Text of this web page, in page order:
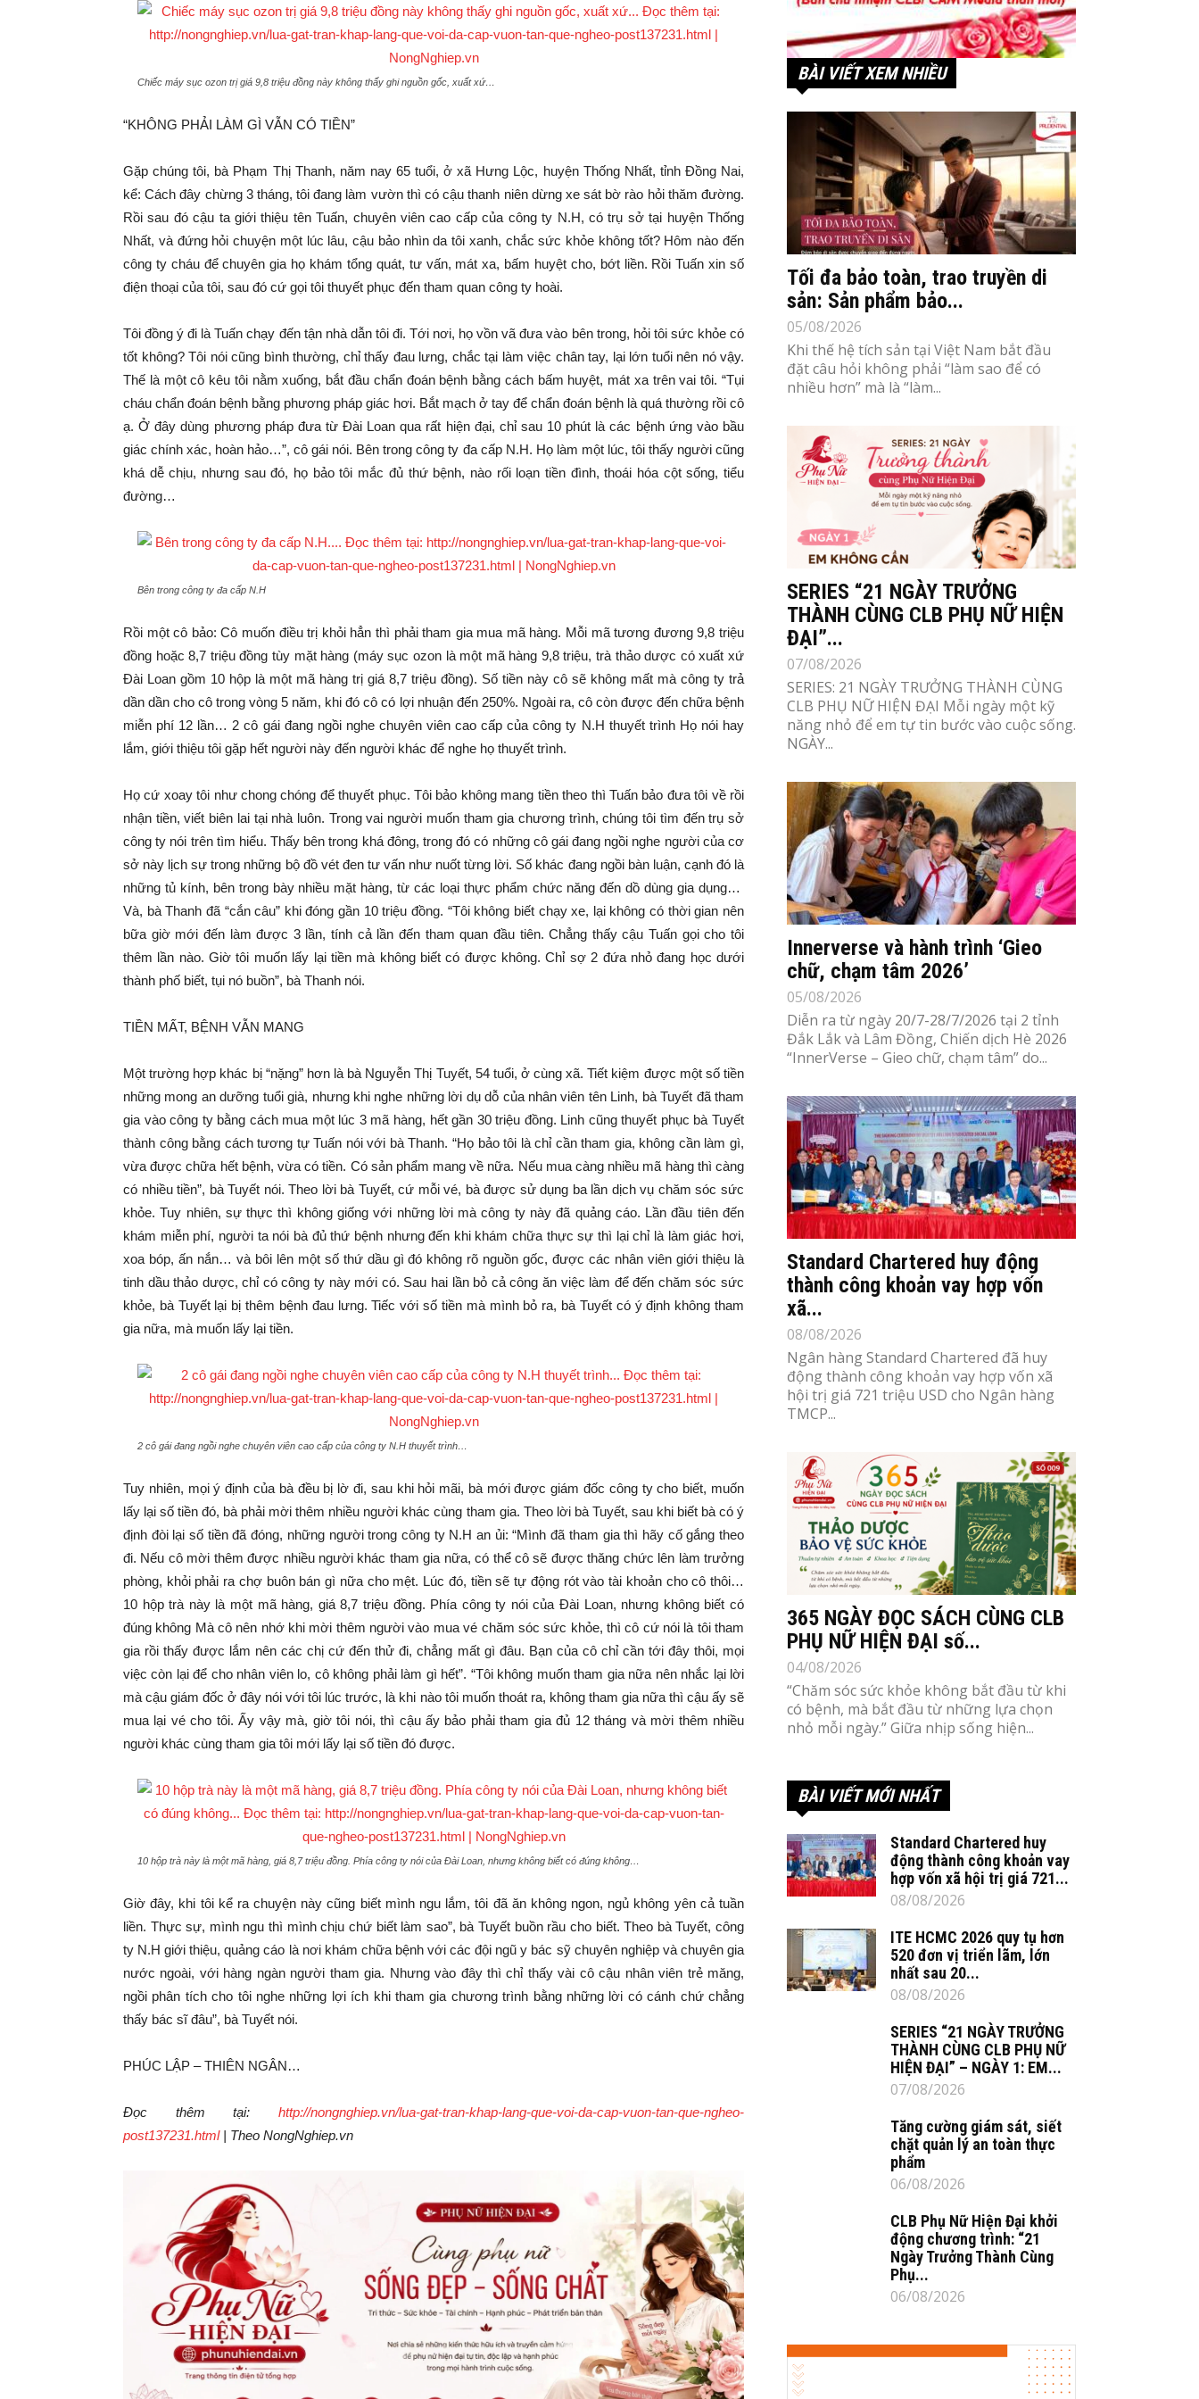
Chiếc máy sục ozon trị giá 9,8 triệu đồng này không thấy ghi nguồn gốc, xuất xứ…
“KHÔNG PHẢI LÀM GÌ VẪN CÓ TIỀN”
Gặp chúng tôi, bà Phạm Thị Thanh, năm nay 65 tuổi, ở xã Hưng Lộc, huyện Thống Nhất, tỉnh Đồng Nai,
kể: Cách đây chừng 3 tháng, tôi đang làm vườn thì có cậu thanh niên dừng xe sát bờ rào hỏi thăm đường.
Rồi sau đó cậu ta giới thiệu tên Tuấn, chuyên viên cao cấp của công ty N.H, có trụ sở tại huyện Thống
Nhất, và đứng hỏi chuyện một lúc lâu, cậu bảo nhìn da tôi xanh, chắc sức khỏe không tốt? Hôm nào đến
công ty cháu để chuyên gia họ khám tổng quát, tư vấn, mát xa, bấm huyệt cho, bớt liền. Rồi Tuấn xin số
điện thoại của tôi, sau đó cứ gọi tôi thuyết phục đến tham quan công ty hoài.
Tôi đồng ý đi là Tuấn chạy đến tận nhà dẫn tôi đi. Tới nơi, họ vồn vã đưa vào bên trong, hỏi tôi sức khỏe có
tốt không? Tôi nói cũng bình thường, chỉ thấy đau lưng, chắc tại làm việc chân tay, lại lớn tuổi nên nó vậy.
Thế là một cô kêu tôi nằm xuống, bắt đầu chẩn đoán bệnh bằng cách bấm huyệt, mát xa trên vai tôi. “Tụi
cháu chẩn đoán bệnh bằng phương pháp giác hơi. Bắt mạch ở tay để chẩn đoán bệnh là quá thường rồi cô
ạ. Ở đây dùng phương pháp đưa từ Đài Loan qua rất hiện đại, chỉ sau 10 phút là các bệnh ứng vào bầu
giác chính xác, hoàn hảo…”, cô gái nói. Bên trong công ty đa cấp N.H. Họ làm một lúc, tôi thấy người cũng
khá dễ chịu, nhưng sau đó, họ bảo tôi mắc đủ thứ bệnh, nào rối loạn tiền đình, thoái hóa cột sống, tiểu
đường…
Bên trong công ty đa cấp N.H
Rồi một cô bảo: Cô muốn điều trị khỏi hẳn thì phải tham gia mua mã hàng. Mỗi mã tương đương 9,8 triệu
đồng hoặc 8,7 triệu đồng tùy mặt hàng (máy sục ozon là một mã hàng 9,8 triệu, trà thảo dược có xuất xứ
Đài Loan gồm 10 hộp là một mã hàng trị giá 8,7 triệu đồng). Số tiền này cô sẽ không mất mà công ty trả
dần dần cho cô trong vòng 5 năm, khi đó cô có lợi nhuận đến 250%. Ngoài ra, cô còn được đến chữa bệnh
miễn phí 12 lần… 2 cô gái đang ngồi nghe chuyên viên cao cấp của công ty N.H thuyết trình Họ nói hay
lắm, giới thiệu tôi gặp hết người này đến người khác để nghe họ thuyết trình.
Họ cứ xoay tôi như chong chóng để thuyết phục. Tôi bảo không mang tiền theo thì Tuấn bảo đưa tôi về rồi
nhận tiền, viết biên lai tại nhà luôn. Trong vai người muốn tham gia chương trình, chúng tôi tìm đến trụ sở
công ty nói trên tìm hiểu. Thấy bên trong khá đông, trong đó có những cô gái đang ngồi nghe người của cơ
sở này lịch sự trong những bộ đồ vét đen tư vấn như nuốt từng lời. Số khác đang ngồi bàn luận, cạnh đó là
những tủ kính, bên trong bày nhiều mặt hàng, từ các loại thực phẩm chức năng đến dồ dùng gia dụng…
Và, bà Thanh đã “cắn câu” khi đóng gần 10 triệu đồng. “Tôi không biết chạy xe, lại không có thời gian nên
bữa giờ mới đến làm được 3 lần, tính cả lần đến tham quan đầu tiên. Chẳng thấy cậu Tuấn gọi cho tôi
thêm lần nào. Giờ tôi muốn lấy lại tiền mà không biết có được không. Chỉ sợ 2 đứa nhỏ đang học dưới
thành phố biết, tụi nó buồn”, bà Thanh nói.
TIỀN MẤT, BỆNH VẪN MANG
Một trường hợp khác bị “nặng” hơn là bà Nguyễn Thị Tuyết, 54 tuổi, ở cùng xã. Tiết kiệm được một số tiền
những mong an dưỡng tuổi già, nhưng khi nghe những lời dụ dỗ của nhân viên tên Linh, bà Tuyết đã tham
gia vào công ty bằng cách mua một lúc 3 mã hàng, hết gần 30 triệu đồng. Linh cũng thuyết phục bà Tuyết
thành công bằng cách tương tự Tuấn nói với bà Thanh. “Họ bảo tôi là chỉ cần tham gia, không cần làm gì,
vừa được chữa hết bệnh, vừa có tiền. Có sản phẩm mang về nữa. Nếu mua càng nhiều mã hàng thì càng
có nhiều tiền”, bà Tuyết nói. Theo lời bà Tuyết, cứ mỗi vé, bà được sử dụng ba lần dịch vụ chăm sóc sức
khỏe. Tuy nhiên, sự thực thì không giống với những lời mà công ty này đã quảng cáo. Lần đầu tiên đến
khám miễn phí, người ta nói bà đủ thứ bệnh nhưng đến khi khám chữa thực sự thì lại chỉ là làm giác hơi,
xoa bóp, ấn nắn… và bôi lên một số thứ dầu gì đó không rõ nguồn gốc, được các nhân viên giới thiệu là
tinh dầu thảo dược, chỉ có công ty này mới có. Sau hai lần bỏ cả công ăn việc làm để đến chăm sóc sức
khỏe, bà Tuyết lại bị thêm bệnh đau lưng. Tiếc với số tiền mà mình bỏ ra, bà Tuyết có ý định không tham
gia nữa, mà muốn lấy lại tiền.
2 cô gái đang ngồi nghe chuyên viên cao cấp của công ty N.H thuyết trình…
Tuy nhiên, mọi ý định của bà đều bị lờ đi, sau khi hỏi mãi, bà mới được giám đốc công ty cho biết, muốn
lấy lại số tiền đó, bà phải mời thêm nhiều người khác cùng tham gia. Theo lời bà Tuyết, sau khi biết bà có ý
định đòi lại số tiền đã đóng, những người trong công ty N.H an ủi: “Mình đã tham gia thì hãy cố gắng theo
đi. Nếu cô mời thêm được nhiều người khác tham gia nữa, có thể cô sẽ được thăng chức lên làm trưởng
phòng, khỏi phải ra chợ buôn bán gì nữa cho mệt. Lúc đó, tiền sẽ tự động rót vào tài khoản cho cô thôi…
10 hộp trà này là một mã hàng, giá 8,7 triệu đồng. Phía công ty nói của Đài Loan, nhưng không biết có
đúng không Mà cô nên nhớ khi mời thêm người vào mua vé chăm sóc sức khỏe, thì cô cứ nói là tôi tham
gia rồi thấy được lắm nên các chị cứ đến thử đi, chẳng mất gì đâu. Bạn của cô chỉ cần tới đây thôi, mọi
việc còn lại để cho nhân viên lo, cô không phải làm gì hết”. “Tôi không muốn tham gia nữa nên nhắc lại lời
mà cậu giám đốc ở đây nói với tôi lúc trước, là khi nào tôi muốn thoát ra, không tham gia nữa thì cậu ấy sẽ
mua lại vé cho tôi. Ấy vậy mà, giờ tôi nói, thì cậu ấy bảo phải tham gia đủ 12 tháng và mời thêm nhiều
người khác cùng tham gia tôi mới lấy lại số tiền đó được.
10 hộp trà này là một mã hàng, giá 8,7 triệu đồng. Phía công ty nói của Đài Loan, nhưng không biết có đúng không…
Giờ đây, khi tôi kể ra chuyện này cũng biết mình ngu lắm, tôi đã ăn không ngon, ngủ không yên cả tuần
liền. Thực sự, mình ngu thì mình chịu chứ biết làm sao”, bà Tuyết buồn rầu cho biết. Theo bà Tuyết, công
ty N.H giới thiệu, quảng cáo là nơi khám chữa bệnh với các đội ngũ y bác sỹ chuyên nghiệp và chuyên gia
nước ngoài, với hàng ngàn người tham gia. Nhưng vào đây thì chỉ thấy vài cô cậu nhân viên trẻ măng,
ngồi phân tích cho tôi nghe những lợi ích khi tham gia chương trình bằng những lời có cánh chứ chẳng
thấy bác sĩ đâu”, bà Tuyết nói.
PHÚC LẬP – THIÊN NGÂN…
Đọc thêm tại: http://nongnghiep.vn/lua-gat-tran-khap-lang-que-voi-da-cap-vuon-tan-que-ngheo-
post137231.html| Theo NongNghiep.vn
BÀI VIẾT XEM NHIỀU
Tối đa bảo toàn, trao truyền di
sản: Sản phẩm bảo...
05/08/2026
Khi thế hệ tích sản tại Việt Nam bắt đầu
đặt câu hỏi không phải “làm sao để có
nhiều hơn” mà là “làm...
SERIES “21 NGÀY TRƯỞNG
THÀNH CÙNG CLB PHỤ NỮ HIỆN
ĐẠI”...
07/08/2026
SERIES: 21 NGÀY TRƯỞNG THÀNH CÙNG
CLB PHỤ NỮ HIỆN ĐẠI Mỗi ngày một kỹ
năng nhỏ để em tự tin bước vào cuộc sống.
NGÀY...
Innerverse và hành trình ‘Gieo
chữ, chạm tâm 2026’
05/08/2026
Diễn ra từ ngày 20/7-28/7/2026 tại 2 tỉnh
Đắk Lắk và Lâm Đồng, Chiến dịch Hè 2026
“InnerVerse – Gieo chữ, chạm tâm” do...
Standard Chartered huy động
thành công khoản vay hợp vốn
xã...
08/08/2026
Ngân hàng Standard Chartered đã huy
động thành công khoản vay hợp vốn xã
hội trị giá 721 triệu USD cho Ngân hàng
TMCP...
365 NGÀY ĐỌC SÁCH CÙNG CLB
PHỤ NỮ HIỆN ĐẠI số...
04/08/2026
“Chăm sóc sức khỏe không bắt đầu từ khi
có bệnh, mà bắt đầu từ những lựa chọn
nhỏ mỗi ngày.” Giữa nhịp sống hiện...
BÀI VIẾT MỚI NHẤT
Standard Chartered huy
động thành công khoản vay
hợp vốn xã hội trị giá 721...
08/08/2026
ITE HCMC 2026 quy tụ hơn
520 đơn vị triển lãm, lớn
nhất sau 20...
08/08/2026
SERIES “21 NGÀY TRƯỞNG
THÀNH CÙNG CLB PHỤ NỮ
HIỆN ĐẠI” – NGÀY 1: EM...
07/08/2026
Tăng cường giám sát, siết
chặt quản lý an toàn thực
phẩm
06/08/2026
CLB Phụ Nữ Hiện Đại khởi
động chương trình: “21
Ngày Trưởng Thành Cùng
Phụ...
06/08/2026